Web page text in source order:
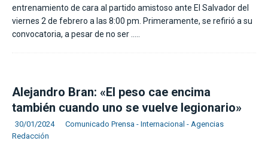
entrenamiento de cara al partido amistoso ante El Salvador del
viernes 2 de febrero a las 8:00 pm. Primeramente, se refirió a su
convocatoria, a pesar de no ser
Alejandro Bran: «El peso cae encima
también cuando uno se vuelve legionario»
30/01/2024
Comunicado Prensa - Internacional - Agencias
Redacción